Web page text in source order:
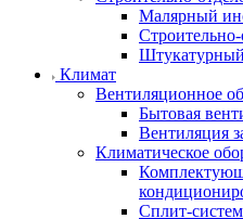
Малярный
Климат
Вентиляционное
Бытовая
Вентиляция
Климатическое
Сплит-